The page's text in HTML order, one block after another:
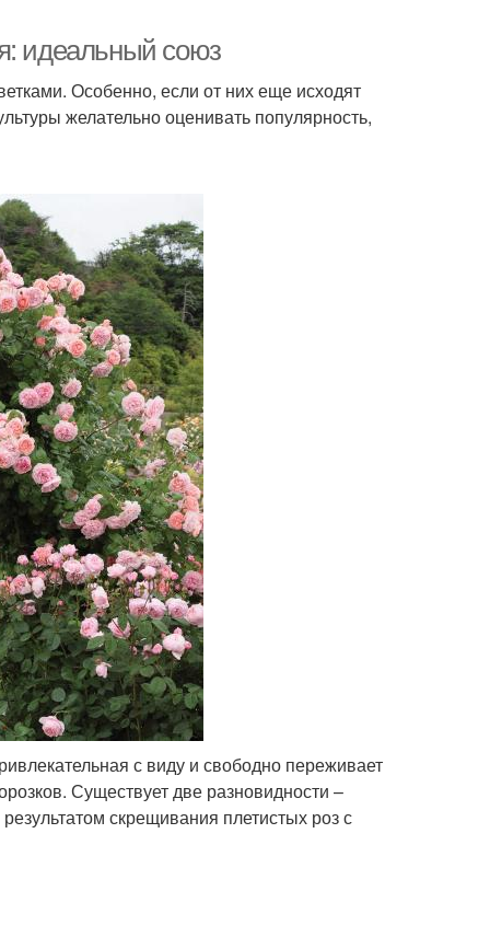
идеальный союз
Особенно, если от них еще исходят
желательно оценивать популярность,
с виду и свободно переживает
Существует две разновидности –
скрещивания плетистых роз с